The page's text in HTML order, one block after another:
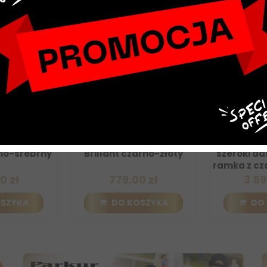
Brillant czarno-złoty
DO KOSZYKA
szeroki
ramka z
DO